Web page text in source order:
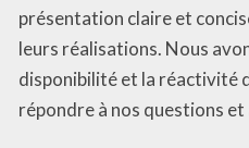
présentation claire et
leurs réalisations. Nous
disponibilité et la réactivité
répondre à nos questions